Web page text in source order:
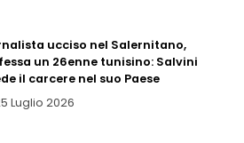
ucciso nel Salernitano,
un 26enne tunisino: Salvini
il carcere nel suo Paese
Luglio 2026